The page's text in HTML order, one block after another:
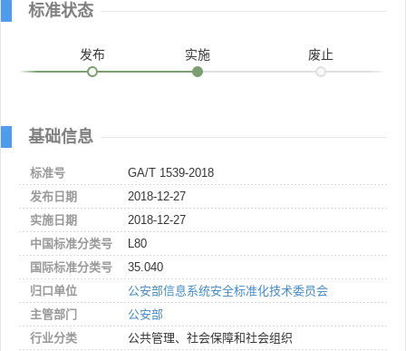
标准状态
发布 实施 废止
基础信息
标准号
GA/T 1539-2018
发布日期
2018-12-27
实施日期
2018-12-27
中国标准分类号
L80
国际标准分类号
35.040
归口单位
公安部信息系统安全标准化技术委员会
主管部门
公安部
行业分类
公共管理、社会保障和社会组织